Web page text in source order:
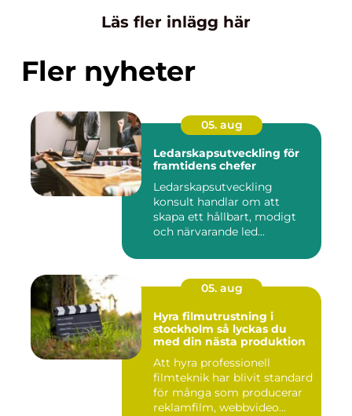
Läs fler inlägg här
Fler nyheter
05. aug
Ledarskapsutveckling för
framtidens chefer
Ledarskapsutveckling
konsult handlar om att
skapa ett hållbart, modigt
och närvarande led...
05. aug
Hyra filmutrustning i
stockholm så lyckas du
med din nästa produktion
Att hyra professionell
filmteknik har blivit standard
för många som producerar
reklamfilm, webbvideo...